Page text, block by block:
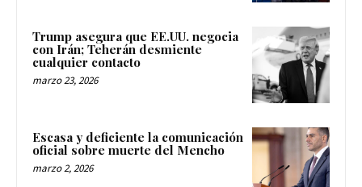
Trump asegura que EE.UU. negocia
con Irán; Teherán desmiente
cualquier contacto
marzo 23, 2026
Escasa y deficiente la comunicación
oficial sobre muerte del Mencho
marzo 2, 2026